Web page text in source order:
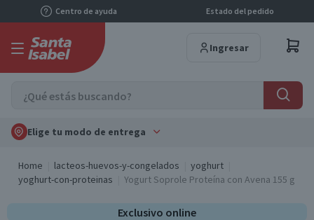
Centro de ayuda Estado del pedido
Ingresar
Elige tu modo de entrega
Home lacteos-huevos-y-congelados
yoghurt
yoghurt-con-proteinas
Yogurt Soprole Proteína con Avena 155 g
Exclusivo online